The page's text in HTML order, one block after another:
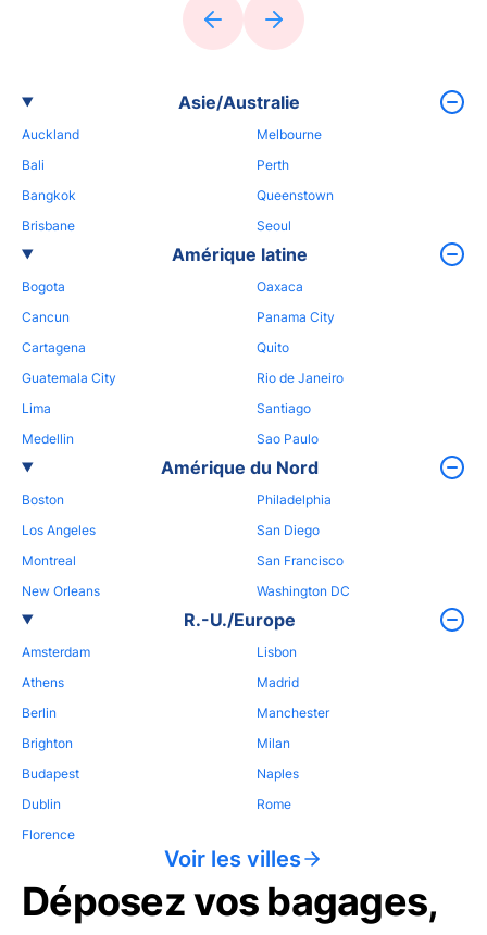
Asie/Australie
Auckland
Bali
Bangkok
Brisbane
Melbourne
Perth
Queenstown
Seoul
Amérique latine
Bogota
Cancun
Cartagena
Guatemala City
Lima
Medellin
Oaxaca
Panama City
Quito
Rio de Janeiro
Santiago
Sao Paulo
Amérique du Nord
Boston
Los Angeles
Montreal
New Orleans
Philadelphia
San Diego
San Francisco
Washington DC
R.-U./Europe
Amsterdam
Athens
Berlin
Brighton
Budapest
Dublin
Florence
Lisbon
Madrid
Manchester
Milan
Naples
Rome
Voir les villes
Déposez vos bagages,